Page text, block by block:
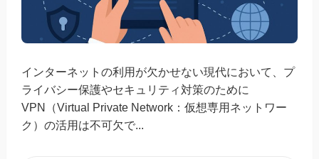
インターネットの利用が欠かせない現代において、プ
ライバシー保護やセキュリティ対策のために
VPN（Virtual Private Network：仮想専用ネットワー
ク）の活用は不可欠で...